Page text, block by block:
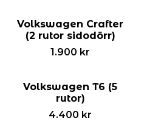
Volkswagen Crafter
(2 rutor sidodörr)
1.900 kr
Volkswagen T6 (5
rutor)
4.400 kr